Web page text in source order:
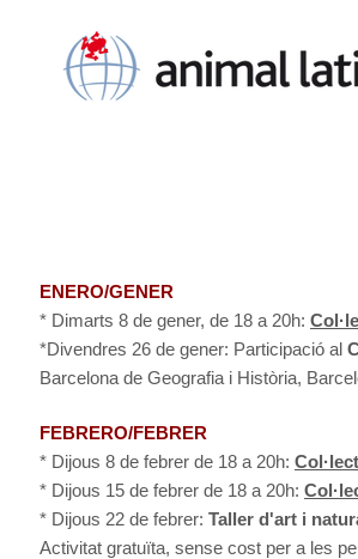
ENERO/GENER
* Dimarts 8 de gener, de 18 a 20h:
*Divendres 26 de gener: Participació al
Barcelona de Geografia i Història,
FEBRERO/FEBRER
* Dijous 8 de febrer de 18 a 20h:
* Dijous 15 de febrer de 18 a 20h:
* Dijous 22 de febrer: Taller d'art i
Activitat gratuïta, sense cost per a les